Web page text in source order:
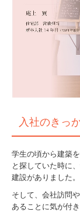
入社のきっ
学生の頃から建築
と探していた時に
建設がありました。
そして、会社訪問
あることに気が付き